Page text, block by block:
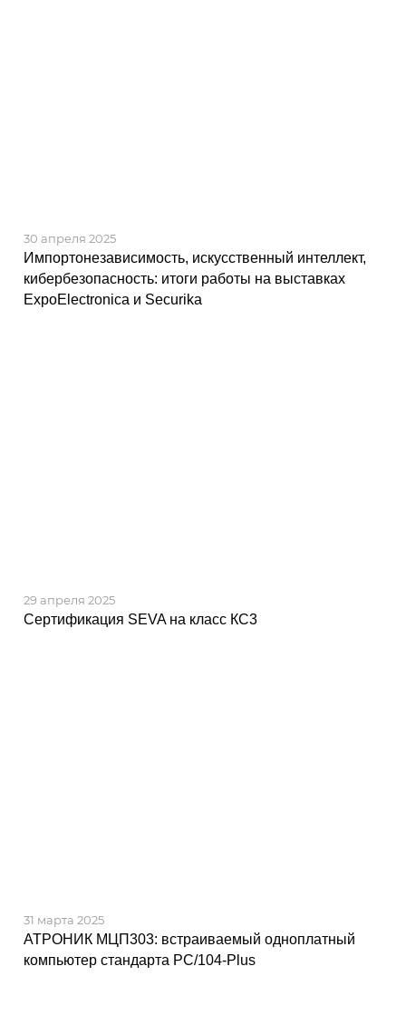
Импортонезависимость, искусственный интеллект,
кибербезопасность: итоги работы на выставках
ExpoElectronica и Securika
30 апреля 2025
Сертификация SEVA на класс КС3
29 апреля 2025
АТРОНИК МЦП303: встраиваемый одноплатный
компьютер стандарта PC/104-Plus
31 марта 2025